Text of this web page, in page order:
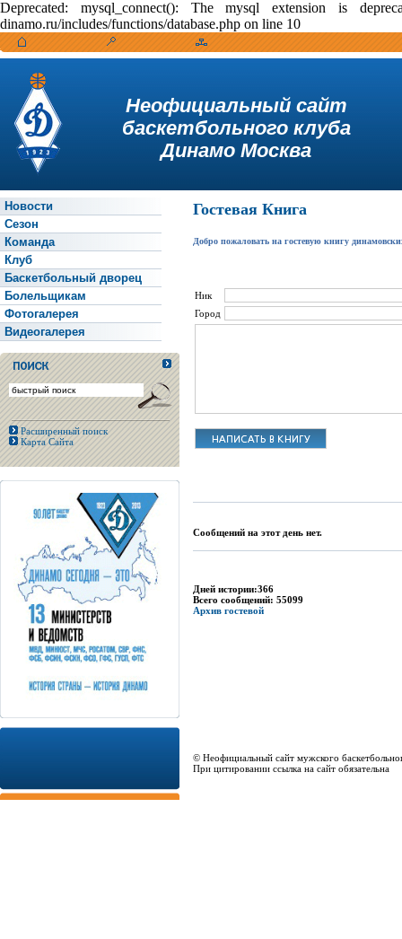
Deprecated: mysql_connect(): The mysql extension is
dinamo.ru/includes/functions/database.php on line 10
Неофициальный сайт
баскетбольного клуба
Динамо Москва
Новости
Сезон
Команда
Клуб
Баскетбольный дворец
Болельщикам
Фотогалерея
Видеогалерея
Расширенный поиск
Карта Сайта
Гостевая Книга
Добро пожаловать на гостевую книгу
Ник
Город
Сообщений на этот день нет.
Дней истории:366
Всего сообщений: 55099
Архив гостевой
© Неофициальный сайт мужского
При цитировании ссылка на сайт обязательна